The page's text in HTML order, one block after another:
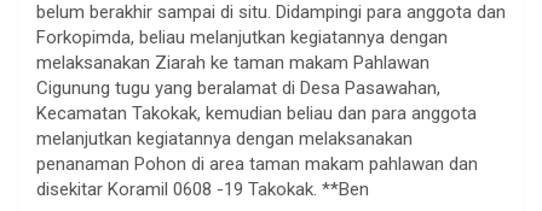
belum berakhir sampai di situ. Didampingi para anggota dan
Forkopimda, beliau melanjutkan kegiatannya dengan
melaksanakan Ziarah ke taman makam Pahlawan
Cigunung tugu yang beralamat di Desa Pasawahan,
Kecamatan Takokak, kemudian beliau dan para anggota
melanjutkan kegiatannya dengan melaksanakan
penanaman Pohon di area taman makam pahlawan dan
disekitar Koramil 0608 -19 Takokak. **Ben